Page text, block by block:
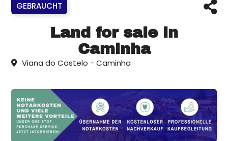
GEBRAUCHT
Land for sale in
Caminha
Viana do Castelo - Caminha